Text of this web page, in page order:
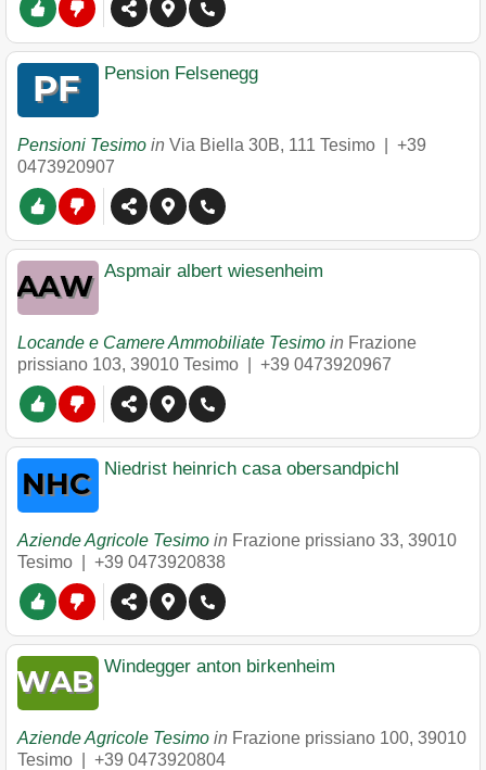
Pension Felsenegg
Pensioni Tesimo in Via Biella 30B, 111 Tesimo
+39
0473920907
Aspmair albert wiesenheim
Locande e Camere Ammobiliate Tesimo in Frazione
prissiano 103, 39010 Tesimo +39 0473920967
Niedrist heinrich casa obersandpichl
Aziende Agricole Tesimo in Frazione prissiano 33, 39010
Tesimo
+39 0473920838
Windegger anton birkenheim
Aziende Agricole Tesimo in Frazione prissiano 100, 39010
Tesimo
+39 0473920804